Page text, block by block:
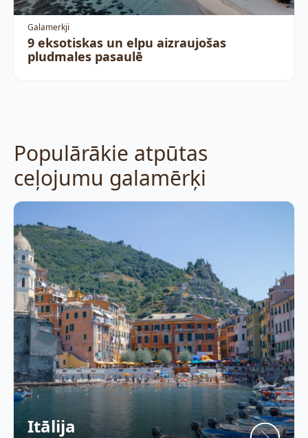
Galamerkji
9 eksotiskas un elpu aizraujošas
pludmales pasaulē
Populārākie atpūtas
ceļojumu galamērķi
Itālija